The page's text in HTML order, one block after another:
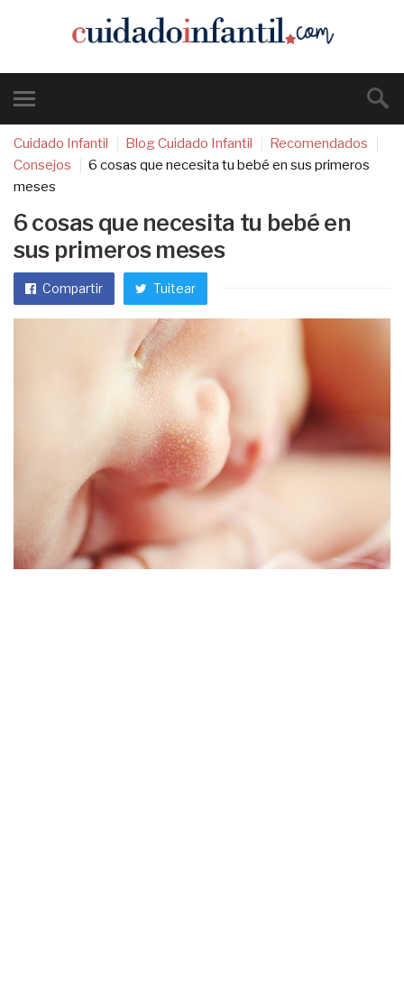
Cuidado Infantil Blog Cuidado Infantil
Recomendados
Consejos
6 cosas que necesita tu bebé en sus primeros
meses
6 cosas que necesita tu bebé en
sus primeros meses
Compartir Tuitear